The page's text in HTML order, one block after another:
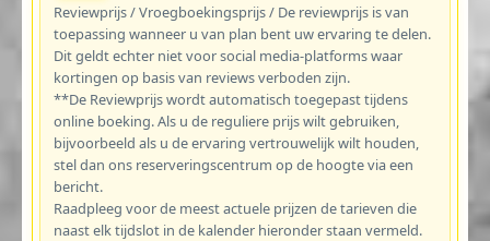
Reviewprijs / Vroegboekingsprijs / De reviewprijs is van
toepassing wanneer u van plan bent uw ervaring te delen.
Dit geldt echter niet voor social media-platforms waar
kortingen op basis van reviews verboden zijn.
**De Reviewprijs wordt automatisch toegepast tijdens
online boeking. Als u de reguliere prijs wilt gebruiken,
bijvoorbeeld als u de ervaring vertrouwelijk wilt houden,
stel dan ons reserveringscentrum op de hoogte via een
bericht.
Raadpleeg voor de meest actuele prijzen de tarieven die
naast elk tijdslot in de kalender hieronder staan vermeld.